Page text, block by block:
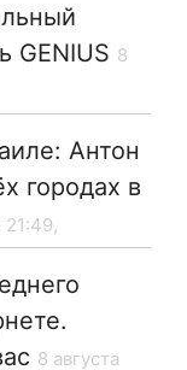
GENIUS 8
Антон
городах в
21:49,
8 августа